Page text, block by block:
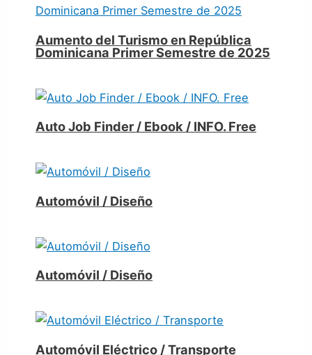
Aumento del Turismo en República
Dominicana Primer Semestre de 2025
Auto Job Finder / Ebook / INFO. Free
Automóvil / Diseño
Automóvil / Diseño
Automóvil Eléctrico / Transporte